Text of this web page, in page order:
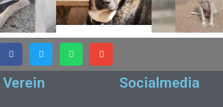
Verein Socialmedia